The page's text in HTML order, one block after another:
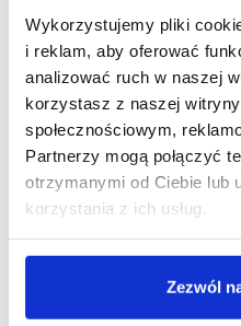
Wykorzystujemy pliki
i reklam, aby oferować
analizować ruch w naszej
korzystasz z naszej
społecznościowym,
Partnerzy mogą połączyć
otrzymanymi od Ciebie lub
korzystania z ich usług.
Zezwól